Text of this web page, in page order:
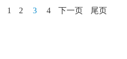
1 2 3 4 下一页 尾页